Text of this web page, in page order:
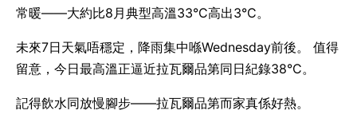
常暖——大約比8月典型高溫33°C高出3°C。
未來7日天氣唔穩定，降雨集中喺Wednesday前後。 值得
留意，今日最高溫正逼近拉瓦爾品第同日紀錄38°C。
記得飲水同放慢腳步——拉瓦爾品第而家真係好熱。